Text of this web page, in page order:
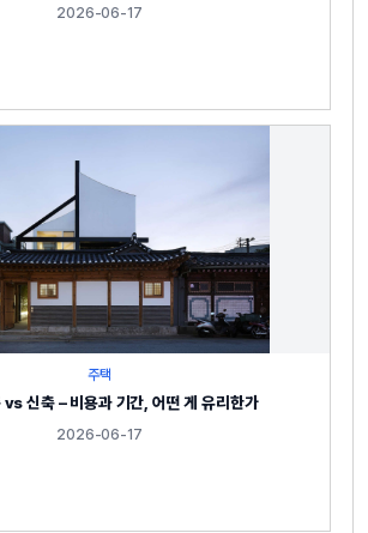
2026-06-17
주택
vs 신축 – 비용과 기간, 어떤 게 유리한가
2026-06-17